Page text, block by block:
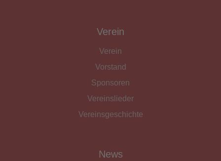
Verein
Verein
Vorstand
Sponsoren
Vereinslieder
Vereinsgeschichte
News